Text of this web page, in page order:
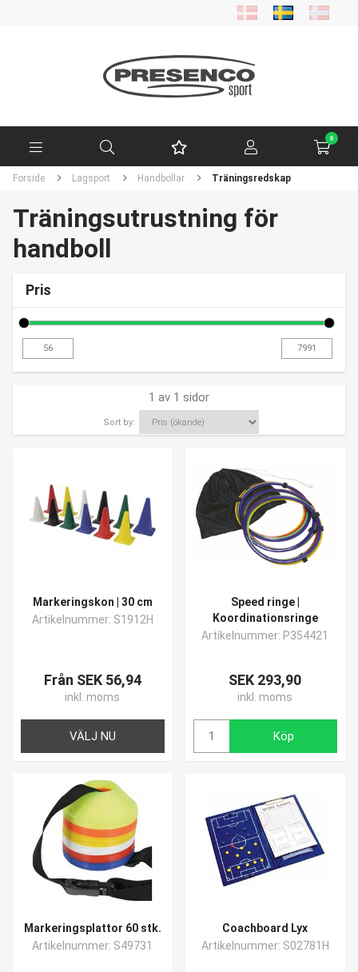
0
Forside Lagsport Handbollar Träningsredskap
Träningsutrustning för
handboll
Pris
1 av 1 sidor
Sort by:
Markeringskon | 30 cm
Artikelnummer: S1912H
Från SEK 56,94
inkl. moms
VÄLJ NU
Speed ringe |
Koordinationsringe
Artikelnummer: P354421
SEK 293,90
inkl. moms
Köp
Markeringsplattor 60 stk.
Artikelnummer: S49731
Coachboard Lyx
Artikelnummer: S02781H